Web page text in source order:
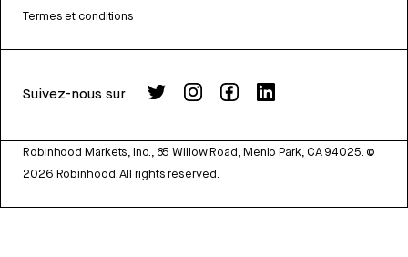
Termes et conditions
Suivez-nous sur
Robinhood Markets, Inc., 85 Willow Road, Menlo Park, CA 94025. ©
2026 Robinhood. All rights reserved.